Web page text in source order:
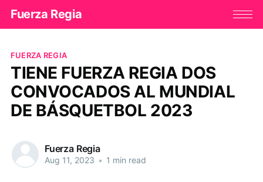
Fuerza Regia
FUERZA REGIA
TIENE FUERZA REGIA DOS
CONVOCADOS AL MUNDIAL
DE BÁSQUETBOL 2023
Fuerza Regia
Aug 11, 2023 • 1 min read